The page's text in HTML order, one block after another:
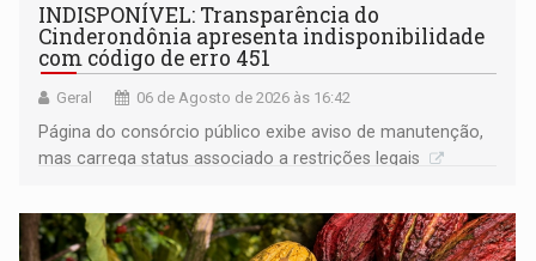
INDISPONÍVEL: Transparência do
Cinderondônia apresenta indisponibilidade
com código de erro 451
Geral 06 de Agosto de 2026 às 16:42
Página do consórcio público exibe aviso de manutenção,
mas carrega status associado a restrições legais